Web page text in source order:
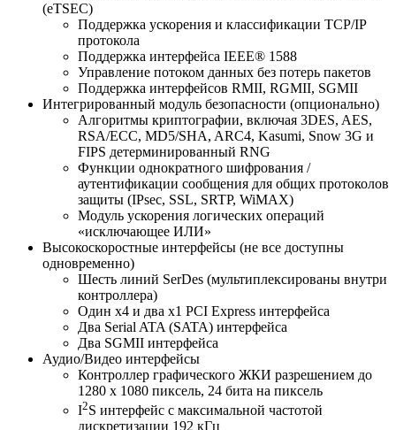
(eTSEC)
Поддержка ускорения и классификации TCP/IP
протокола
Поддержка интерфейса IEEE® 1588
Управление потоком данных без потерь пакетов
Поддержка интерфейсов RMII, RGMII, SGMII
Интегрированный модуль безопасности (опционально)
Алгоритмы криптографии, включая 3DES, AES,
RSA/ECC, MD5/SHA, ARC4, Kasumi, Snow 3G и
FIPS детерминированный RNG
Функции однократного шифрования /
аутентификации сообщения для общих протоколов
защиты (IPsec, SSL, SRTP, WiMAX)
Модуль ускорения логических операций
«исключающее ИЛИ»
Высокоскоростные интерфейсы (не все доступны
одновременно)
Шесть линий SerDes (мультиплексированы внутри
контроллера)
Один x4 и два x1 PCI Express интерфейса
Два Serial ATA (SATA) интерфейса
Два SGMII интерфейса
Аудио/Видео интерфейсы
Контроллер графического ЖКИ разрешением до
1280 х 1080 пиксель, 24 бита на пиксель
I2S интерфейс с максимальной частотой
дискретизации 192 кГц